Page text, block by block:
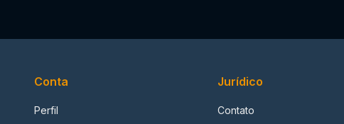
Conta
Perfil
Jurídico
Contato